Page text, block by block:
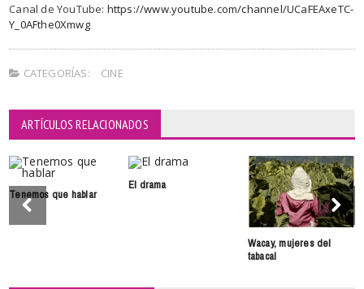
Canal de YouTube: https://www.youtube.com/channel/UCaFEAxeTC-
Y_0AFthe0Xmwg
CATEGORÍAS: CINE
ARTÍCULOS RELACIONADOS
Tenemos que hablar
El drama
Wacay, mujeres del
tabacal